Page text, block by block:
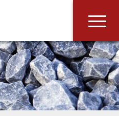
Inhalt
springen